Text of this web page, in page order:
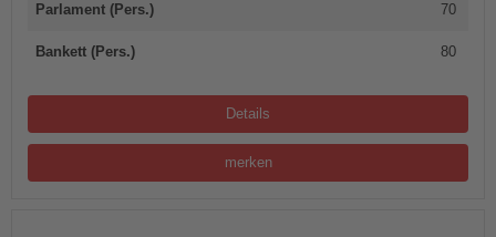
Parlament (Pers.) 70
Bankett (Pers.) 80
Details
merken